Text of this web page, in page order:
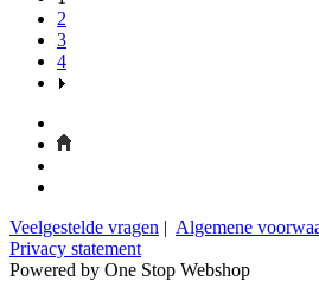
2
3
4
Veelgestelde vragen | Algemene
Privacy statement
Powered by One Stop Webshop